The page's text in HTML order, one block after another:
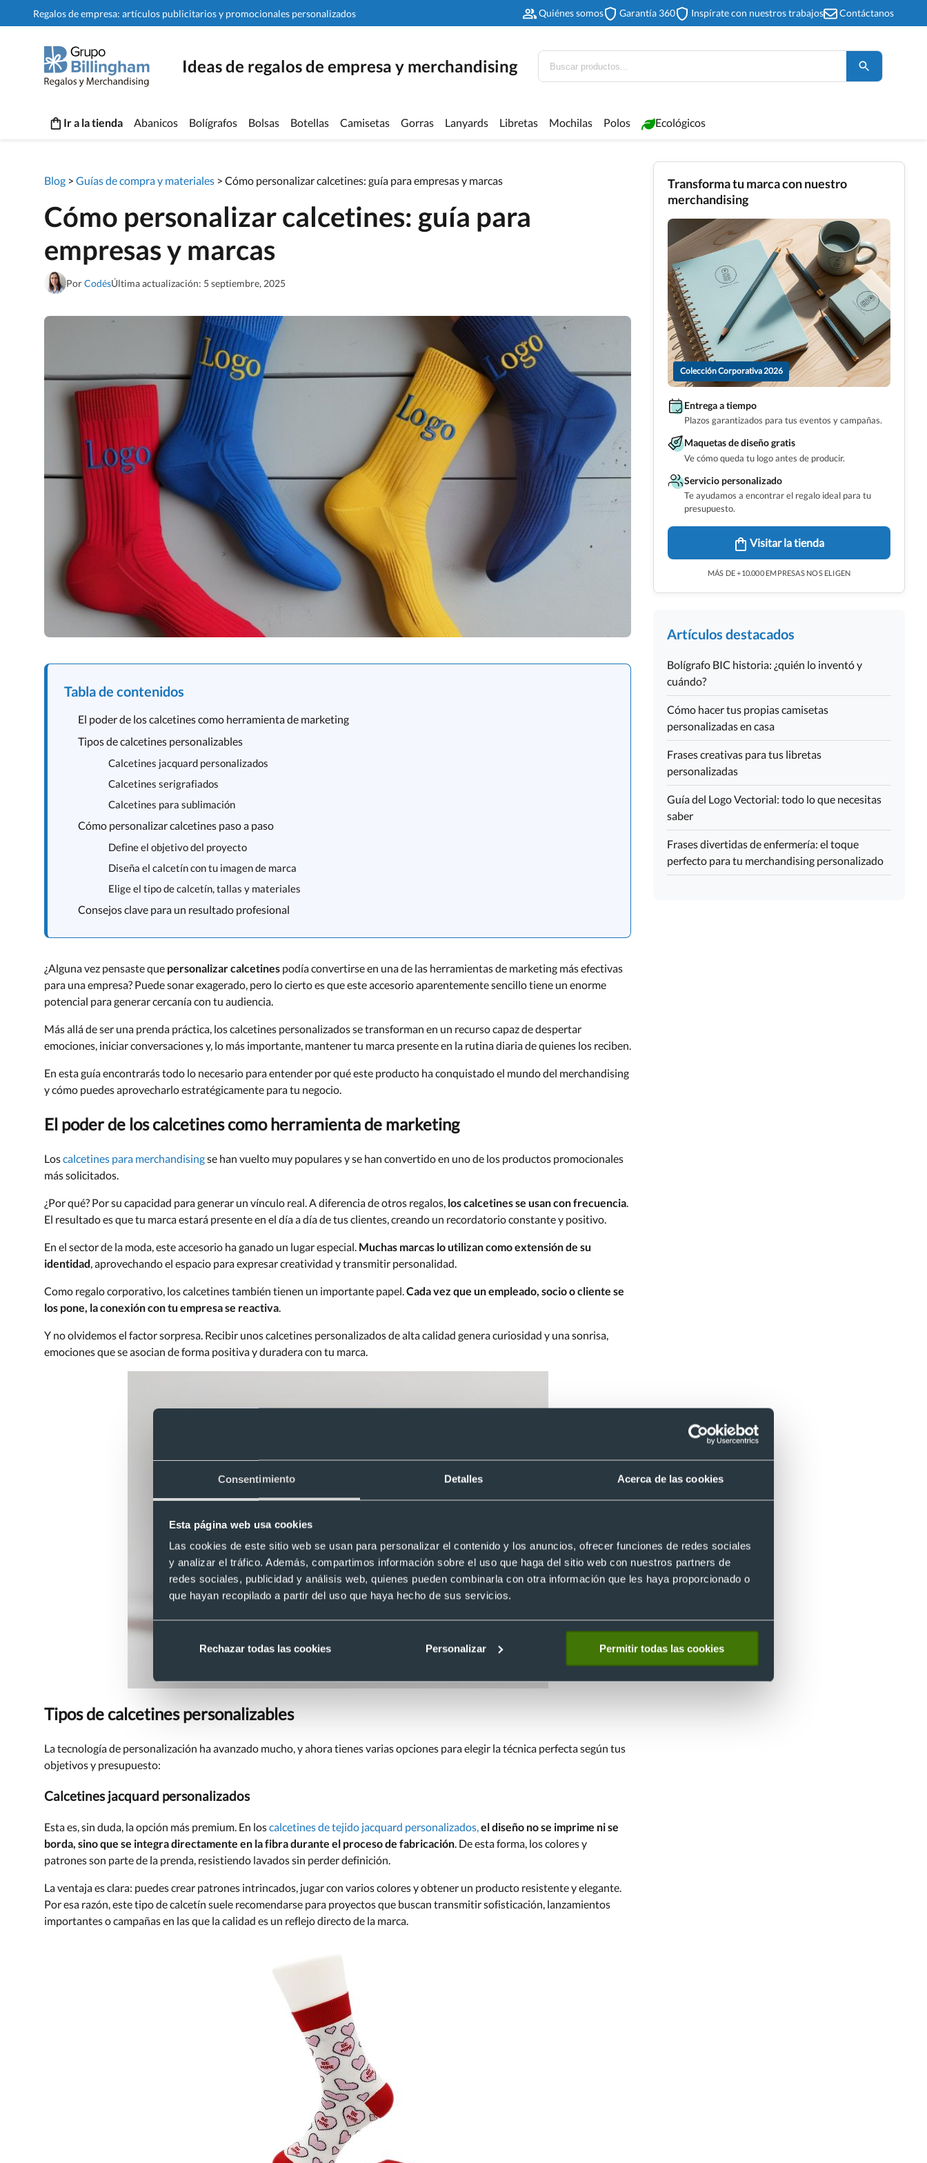
Consentimiento Detalles Acerca de las cookies
Esta página web usa cookies
Las cookies de este sitio web se usan para personalizar el contenido y los anuncios, ofrecer funciones de redes sociales
y analizar el tráfico. Además, compartimos información sobre el uso que haga del sitio web con nuestros partners de
redes sociales, publicidad y análisis web, quienes pueden combinarla con otra información que les haya proporcionado o
que hayan recopilado a partir del uso que haya hecho de sus servicios.
Rechazar todas las cookies Personalizar Permitir todas las cookies
Regalos de empresa: artículos publicitarios y promocionales personalizados Quiénes somos Garantía 360 Inspírate con nuestros trabajos Contáctanos
Ideas de regalos de empresa y merchandising
Ir a la tienda Abanicos Bolígrafos Bolsas Botellas Camisetas Gorras Lanyards Libretas Mochilas Polos Ecológicos
Blog > Guías de compra y materiales > Cómo personalizar calcetines: guía para empresas y marcas
Cómo personalizar calcetines: guía para
empresas y marcas
PorCodésÚltima actualización: 5 septiembre, 2025
Tabla de contenidos
El poder de los calcetines como herramienta de marketing
Tipos de calcetines personalizables
Calcetines jacquard personalizados
Calcetines serigrafiados
Calcetines para sublimación
Cómo personalizar calcetines paso a paso
Define el objetivo del proyecto
Diseña el calcetín con tu imagen de marca
Elige el tipo de calcetín, tallas y materiales
Consejos clave para un resultado profesional
¿Alguna vez pensaste que personalizar calcetines podía convertirse en una de las herramientas de marketing más efectivas
para una empresa? Puede sonar exagerado, pero lo cierto es que este accesorio aparentemente sencillo tiene un enorme
potencial para generar cercanía con tu audiencia.
Más allá de ser una prenda práctica, los calcetines personalizados se transforman en un recurso capaz de despertar
emociones, iniciar conversaciones y, lo más importante, mantener tu marca presente en la rutina diaria de quienes los reciben.
En esta guía encontrarás todo lo necesario para entender por qué este producto ha conquistado el mundo del merchandising
y cómo puedes aprovecharlo estratégicamente para tu negocio.
El poder de los calcetines como herramienta de marketing
Loscalcetines para merchandisingse han vuelto muy populares y se han convertido en uno de los productos promocionales
más solicitados.
¿Por qué? Por su capacidad para generar un vínculo real. A diferencia de otros regalos, los calcetines se usan con frecuencia
El resultado es que tu marca estará presente en el día a día de tus clientes, creando un recordatorio constante y positivo.
En el sector de la moda, este accesorio ha ganado un lugar especial. Muchas marcas lo utilizan como extensión de su
identidad , aprovechando el espacio para expresar creatividad y transmitir personalidad.
Como regalo corporativo, los calcetines también tienen un importante papel. Cada vez que un empleado, socio o cliente se
los pone, la conexión con tu empresa se reactiva
Y no olvidemos el factor sorpresa. Recibir unos calcetines personalizados de alta calidad genera curiosidad y una sonrisa,
emociones que se asocian de forma positiva y duradera con tu marca.
Tipos de calcetines personalizables
La tecnología de personalización ha avanzado mucho, y ahora tienes varias opciones para elegir la técnica perfecta según tus
objetivos y presupuesto:
Calcetines jacquard personalizados
Esta es, sin duda, la opción más premium. En loscalcetines de tejido jacquard personalizados,el diseño no se imprime ni se
borda, sino que se integra directamente en la fibra durante el proceso de fabricación. De esta forma, los colores y
patrones son parte de la prenda, resistiendo lavados sin perder definición.
La ventaja es clara: puedes crear patrones intrincados, jugar con varios colores y obtener un producto resistente y elegante.
Por esa razón, este tipo de calcetín suele recomendarse para proyectos que buscan transmitir sofisticación, lanzamientos
importantes o campañas en las que la calidad es un reflejo directo de la marca.
Transforma tu marca con nuestro
merchandising
Colección Corporativa 2026
Entrega a tiempo
Plazos garantizados para tus eventos y campañas.
Maquetas de diseño gratis
Ve cómo queda tu logo antes de producir.
Servicio personalizado
Te ayudamos a encontrar el regalo ideal para tu
presupuesto.
Visitar la tienda
MÁS DE +10.000 EMPRESAS NOS ELIGEN
Artículos destacados
Bolígrafo BIC historia: ¿quién lo inventó y
cuándo?
Cómo hacer tus propias camisetas
personalizadas en casa
Frases creativas para tus libretas
personalizadas
Guía del Logo Vectorial: todo lo que necesitas
saber
Frases divertidas de enfermería: el toque
perfecto para tu merchandising personalizado